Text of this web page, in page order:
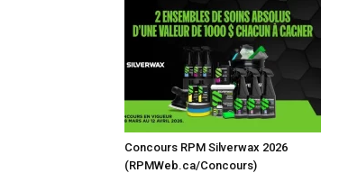
Concours RPM Silverwax 2026
(RPMWeb.ca/Concours)